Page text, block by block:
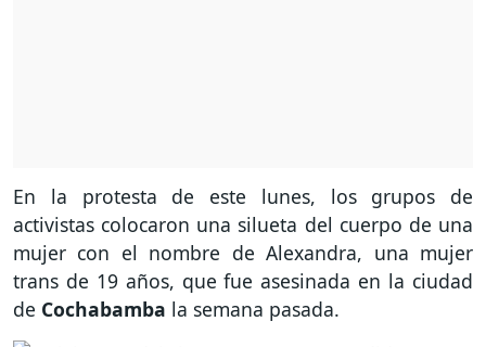
En la protesta de este lunes, los grupos de
activistas colocaron una silueta del cuerpo de una
mujer con el nombre de Alexandra, una mujer
trans de 19 años, que fue asesinada en la ciudad
de Cochabamba la semana pasada.